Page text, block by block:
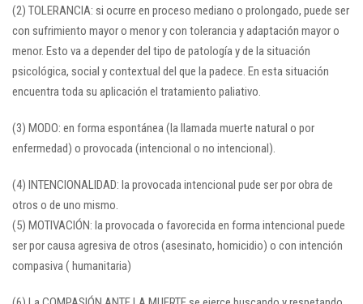
(2) TOLERANCIA: si ocurre en proceso mediano o prolongado, puede ser
con sufrimiento mayor o menor y con tolerancia y adaptación mayor o
menor. Esto va a depender del tipo de patología y de la situación
psicológica, social y contextual del que la padece. En esta situación
encuentra toda su aplicación el tratamiento paliativo.
(3) MODO: en forma espontánea (la llamada muerte natural o por
enfermedad) o provocada (intencional o no intencional).
(4) INTENCIONALIDAD: la provocada intencional pude ser por obra de
otros o de uno mismo.
(5) MOTIVACIÓN: la provocada o favorecida en forma intencional puede
ser por causa agresiva de otros (asesinato, homicidio) o con intención
compasiva ( humanitaria)